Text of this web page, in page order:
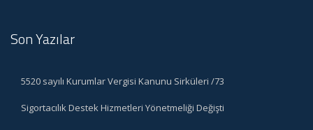
Son Yazılar
5520 sayılı Kurumlar Vergisi Kanunu Sirküleri /73
Sigortacılık Destek Hizmetleri Yönetmeliği Değişti